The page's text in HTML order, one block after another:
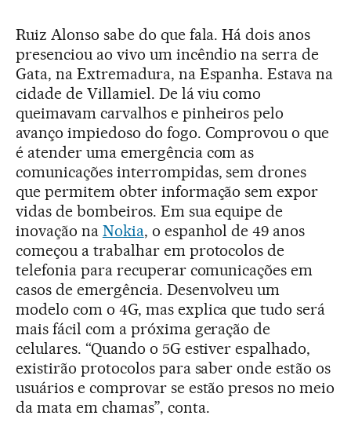
Ruiz Alonso sabe do que fala. Há dois anos
presenciou ao vivo um incêndio na serra de
Gata, na Extremadura, na Espanha. Estava na
cidade de Villamiel. De lá viu como
queimavam carvalhos e pinheiros pelo
avanço impiedoso do fogo. Comprovou o que
é atender uma emergência com as
comunicações interrompidas, sem drones
que permitem obter informação sem expor
vidas de bombeiros. Em sua equipe de
inovação na Nokia, o espanhol de 49 anos
começou a trabalhar em protocolos de
telefonia para recuperar comunicações em
casos de emergência. Desenvolveu um
modelo com o 4G, mas explica que tudo será
mais fácil com a próxima geração de
celulares. “Quando o 5G estiver espalhado,
existirão protocolos para saber onde estão os
usuários e comprovar se estão presos no meio
da mata em chamas”, conta.